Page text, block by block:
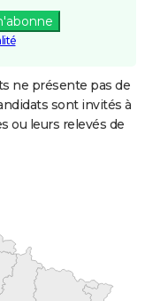
ne présente pas de
sont invités à
ou leurs relevés de